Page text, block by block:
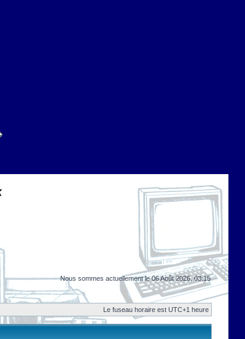
Nous sommes actuellement le 06 Août 2026, 03:15
Le fuseau horaire est UTC+1 heure